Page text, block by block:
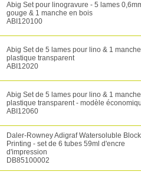
Abig Set pour linogravure - 5 lames
gouge & 1 manche en bois
ABI120100
Abig Set de 5 lames pour lino & 1
plastique transparent
ABI12020
Abig Set de 5 lames pour lino & 1
plastique transparent - modèle
ABI12060
Daler-Rowney Adigraf Watersoluble Block
Printing - set de 6 tubes 59ml d'encre
d'impression
DB85100002